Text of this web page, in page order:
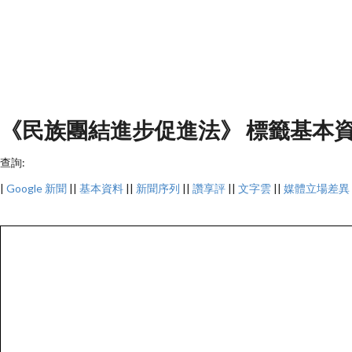
《民族團結進步促進法》 標籤基本
查詢:
| Google 新聞 || 基本資料 || 新聞序列 || 讚享評 || 文字雲 || 媒體立場差異